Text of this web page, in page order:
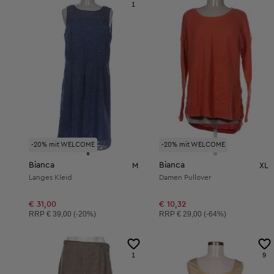
-20% mit WELCOME
1
Bianca M
Langes Kleid
€ 31,00
Unverbindliche Preisempfehlung:
RRP € 39,00 (-20%)
-20% mit WELCOME
Bianca XL
Damen Pullover
€ 10,32
Unverbindliche Preisempfehlung:
RRP€ 29,00 (-64%)
1 9